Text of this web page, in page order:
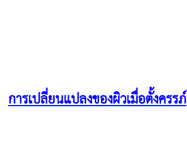
การเปลี่ยนแปลงของผิวเมื่อตั้งครรภ์